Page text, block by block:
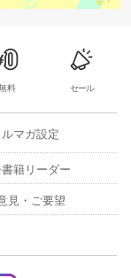
料 セール
ルマガ設定
籍リーダー
見・ご要望